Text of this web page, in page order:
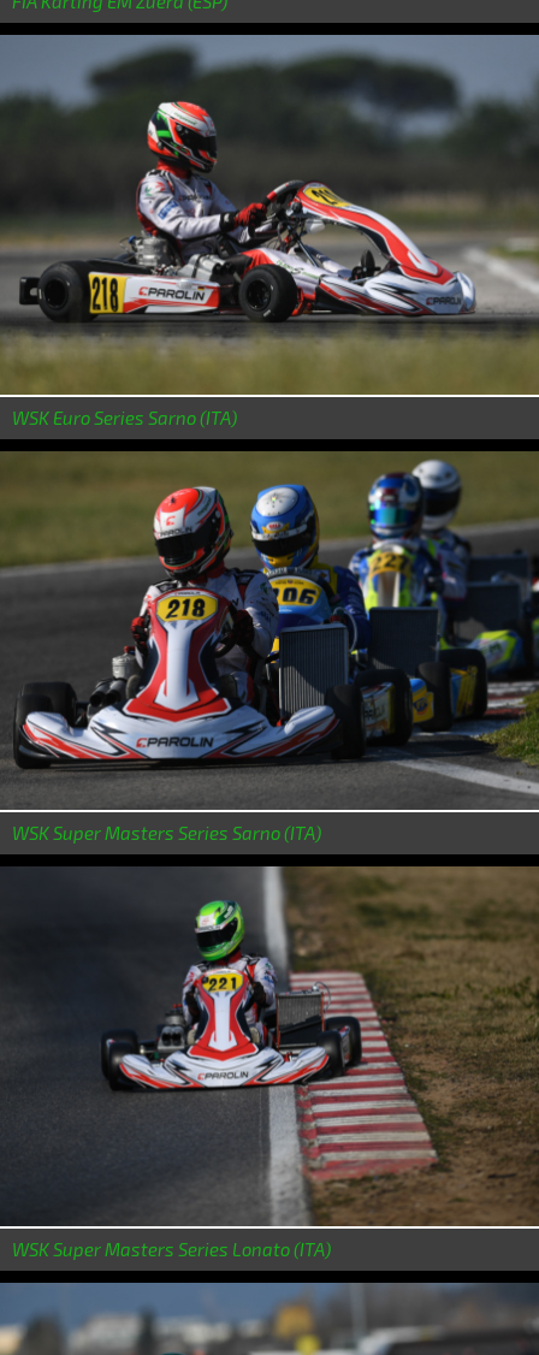
WSK Euro Series Sarno (ITA)
WSK Super Masters Series Sarno (ITA)
WSK Super Masters Series Lonato (ITA)